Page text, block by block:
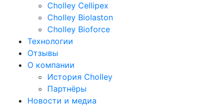
Cholley Cellipex
Cholley Biolaston
Cholley Bioforce
Технологии
Отзывы
О компании
История Cholley
Партнёры
Новости и медиа